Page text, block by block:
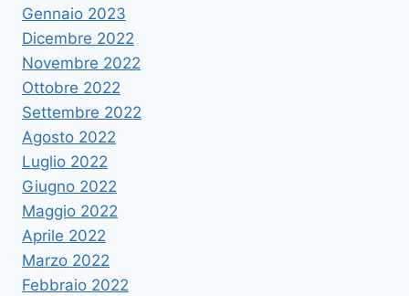
Gennaio 2023
Dicembre 2022
Novembre 2022
Ottobre 2022
Settembre 2022
Agosto 2022
Luglio 2022
Giugno 2022
Maggio 2022
Aprile 2022
Marzo 2022
Febbraio 2022